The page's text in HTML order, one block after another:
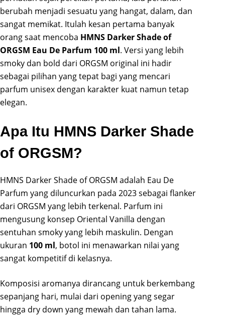
berubah menjadi sesuatu yang hangat, dalam, dan
sangat memikat. Itulah kesan pertama banyak
orang saat mencoba HMNS Darker Shade of
ORGSM Eau De Parfum 100 ml. Versi yang lebih
smoky dan bold dari ORGSM original ini hadir
sebagai pilihan yang tepat bagi yang mencari
parfum unisex dengan karakter kuat namun tetap
elegan.
Apa Itu HMNS Darker Shade
of ORGSM?
HMNS Darker Shade of ORGSM adalah Eau De
Parfum yang diluncurkan pada 2023 sebagai flanker
dari ORGSM yang lebih terkenal. Parfum ini
mengusung konsep Oriental Vanilla dengan
sentuhan smoky yang lebih maskulin. Dengan
ukuran 100 ml, botol ini menawarkan nilai yang
sangat kompetitif di kelasnya.
Komposisi aromanya dirancang untuk berkembang
sepanjang hari, mulai dari opening yang segar
hingga dry down yang mewah dan tahan lama.